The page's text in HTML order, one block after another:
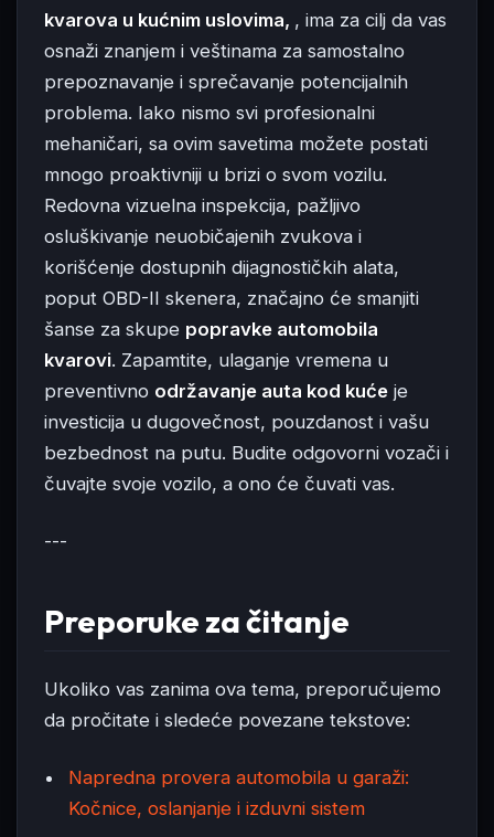
kvarova u kućnim uslovima, , ima za cilj da vas
osnaži znanjem i veštinama za samostalno
prepoznavanje i sprečavanje potencijalnih
problema. Iako nismo svi profesionalni
mehaničari, sa ovim savetima možete postati
mnogo proaktivniji u brizi o svom vozilu.
Redovna vizuelna inspekcija, pažljivo
osluškivanje neuobičajenih zvukova i
korišćenje dostupnih dijagnostičkih alata,
poput OBD-II skenera, značajno će smanjiti
šanse za skupe popravke automobila
kvarovi. Zapamtite, ulaganje vremena u
preventivno održavanje auta kod kuće je
investicija u dugovečnost, pouzdanost i vašu
bezbednost na putu. Budite odgovorni vozači i
čuvajte svoje vozilo, a ono će čuvati vas.
---
Preporuke za čitanje
Ukoliko vas zanima ova tema, preporučujemo
da pročitate i sledeće povezane tekstove:
Napredna provera automobila u garaži:
Kočnice, oslanjanje i izduvni sistem